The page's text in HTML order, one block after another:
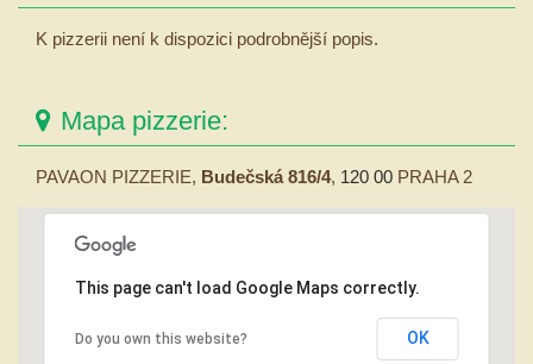
K pizzerii není k dispozici podrobnější popis.
Mapa pizzerie:
PAVAON PIZZERIE, Budečská 816/4, 120 00 PRAHA 2
This page can't load Google Maps correctly.
Do you own this website? OK